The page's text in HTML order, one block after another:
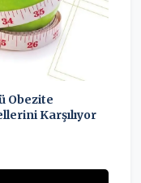
Obezite
Karşılıyor